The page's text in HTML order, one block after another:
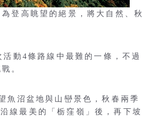
登高眺望的絕景，將大自然、秋
動4條路線中最難的一條，不過
。
沼盆地與山巒景色，秋春兩季
線最美的「栃窪嶺」後，再下坡